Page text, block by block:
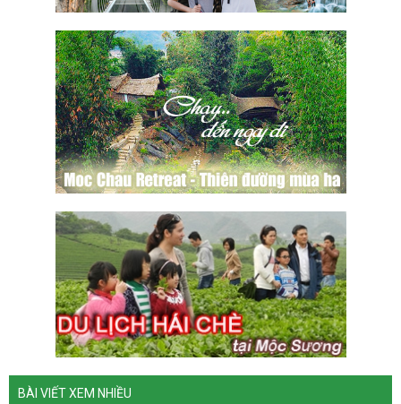
BÀI VIẾT XEM NHIỀU